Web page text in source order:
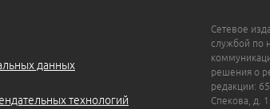
данных
технологий
Сетевое
службой по
решения о
редакции:
Спекова, д.